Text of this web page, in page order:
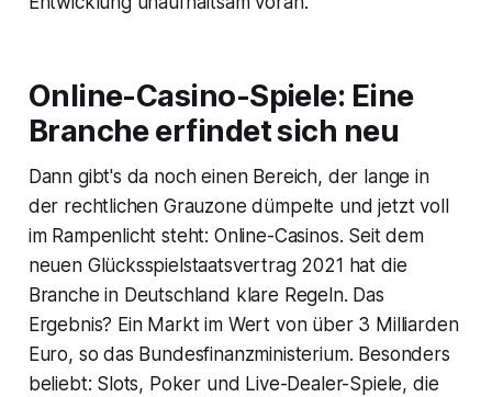
Online-Casino-Spiele: Eine
Branche erfindet sich neu
Dann gibt's da noch einen Bereich, der lange in
der rechtlichen Grauzone dümpelte und jetzt voll
im Rampenlicht steht: Online-Casinos. Seit dem
neuen Glücksspielstaatsvertrag 2021 hat die
Branche in Deutschland klare Regeln. Das
Ergebnis? Ein Markt im Wert von über 3 Milliarden
Euro, so das Bundesfinanzministerium. Besonders
beliebt: Slots, Poker und Live-Dealer-Spiele, die